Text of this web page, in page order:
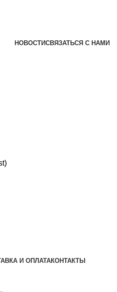
НОВОСТИСВЯЗАТЬСЯ С НАМИ
И ОПЛАТАКОНТАКТЫ